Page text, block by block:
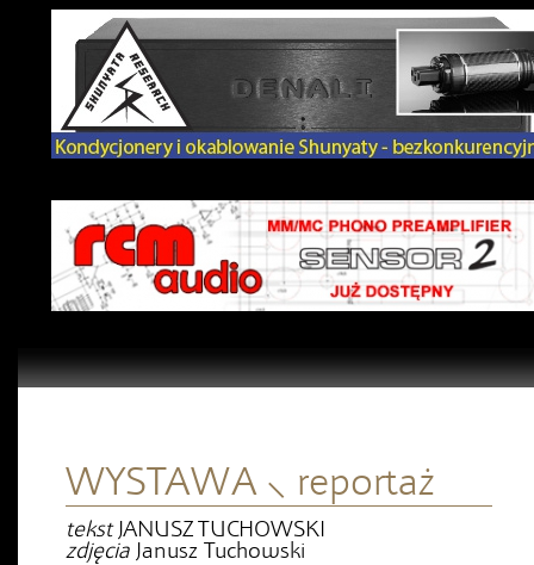
WYSTAWA ⸜ reportaż
tekstJANUSZ TUCHOWSKI
zdjęcia Janusz Tuchowski